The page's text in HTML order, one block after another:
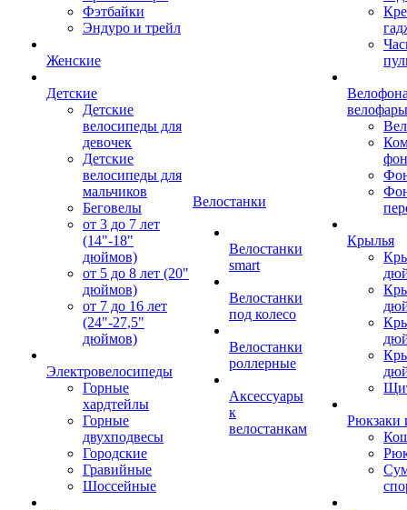
Фэтбайки
Эндуро и трейл
Женские
Детские
Детские
велосипеды для
девочек
Детские
велосипеды для
мальчиков
Беговелы
от 3 до 7 лет
(14"-18"
дюймов)
от 5 до 8 лет (20"
дюймов)
от 7 до 16 лет
(24"-27,5"
дюймов)
Электровелосипеды
Горные
хардтейлы
Горные
двухподвесы
Городские
Гравийные
Шоссейные
Велостанки
Велостанки
smart
Велостанки
под колесо
Велостанки
роллерные
Аксессуары
к
велостанкам
велофары
Крылья
Рюкзаки